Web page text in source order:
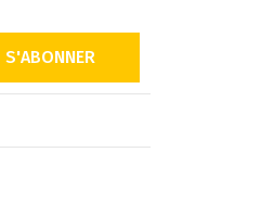
S'ABONNER